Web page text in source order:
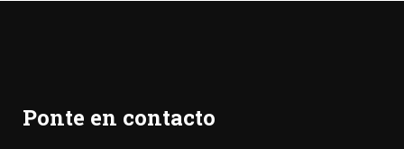
Ponte en contacto